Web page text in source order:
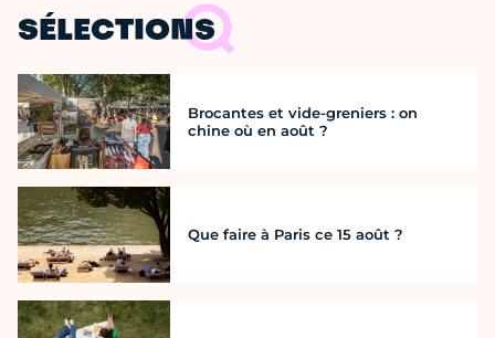
SÉLECTIONS
Brocantes et vide-greniers : on
chine où en août ?
Que faire à Paris ce 15 août ?